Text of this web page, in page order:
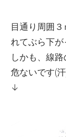
目通り周囲
れてぶら下が
しかも、線路
危ないです(
↓